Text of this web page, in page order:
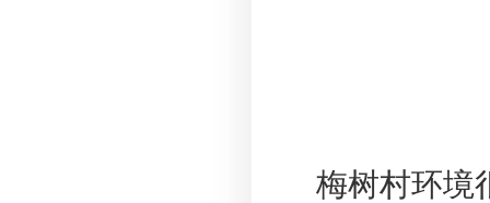
梅树村环境